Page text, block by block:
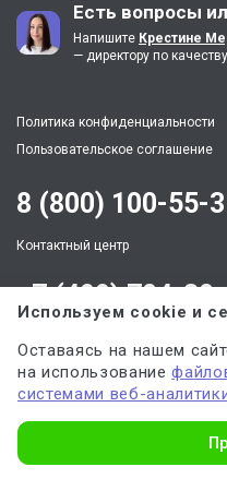
Есть вопросы
Напишите Крестине
— директору по
Политика конфиденциальности
Пользовательское соглашение
8 (800) 100-55-
Контактный центр
+7 (499) 704-
ул. Арбат, д. 35, офис 468, этаж 4
По будням: пн.-пт. c 9:00 до 21:00,
Выходные: суббота, воскресенье
client@work5.ru
Используем cookie и
Оставаясь на нашем
на использование
системами веб-